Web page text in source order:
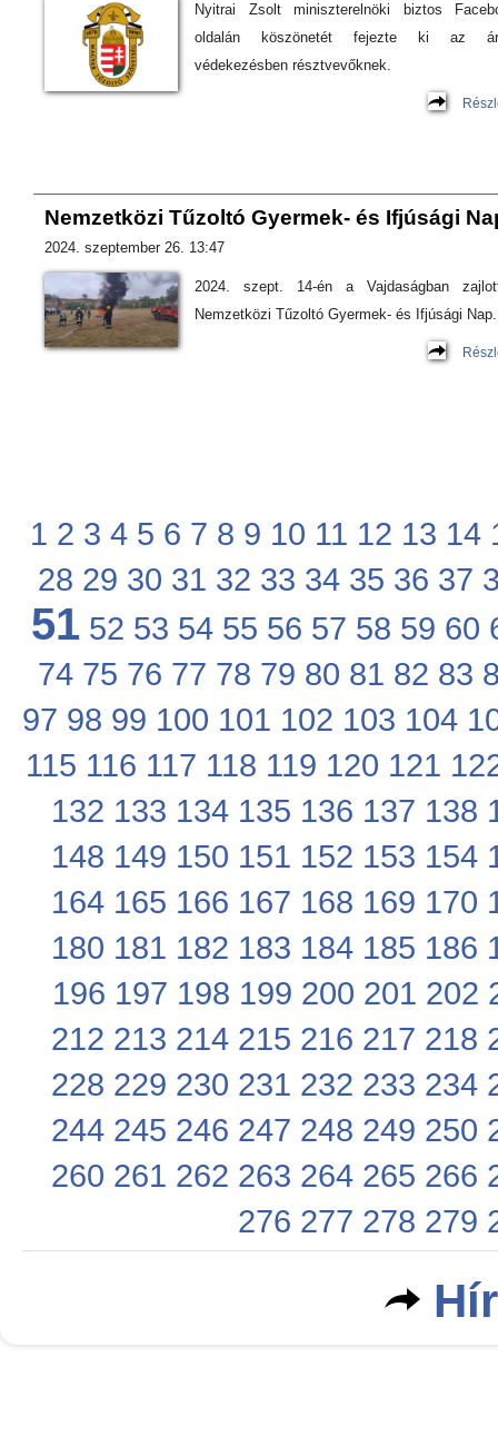
Nyitrai Zsolt miniszterelnöki biztos
oldalán köszönetét fejezte ki az
védekezésben résztvevőknek.
Nemzetközi Tűzoltó Gyermek- és Ifjúsági
2024. szeptember 26. 13:47
2024. szept. 14-én a Vajdaságban
Nemzetközi Tűzoltó Gyermek- és Ifjúsági Nap.
1 2 3 4 5 6 7 8 9 10 11 12 13 14
28 29 30 31 32 33 34 35 36 37
51 52 53 54 55 56 57 58 59 60
74 75 76 77 78 79 80 81 82 83
97 98 99 100 101 102 103 104
115 116 117 118 119 120 121
132 133 134 135 136 137 138
148 149 150 151 152 153 154
164 165 166 167 168 169 170
180 181 182 183 184 185 186
196 197 198 199 200 201 202
212 213 214 215 216 217 218
228 229 230 231 232 233 234
244 245 246 247 248 249 250
260 261 262 263 264 265 266
276 277 278 279